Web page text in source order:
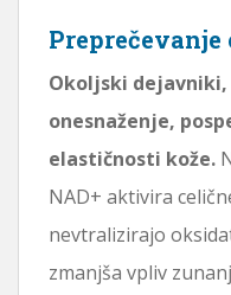
Preprečevanje
Okoljski dejavniki,
onesnaženje,
elastičnosti kože.
NAD+ aktivira
nevtralizirajo
zmanjša vpliv